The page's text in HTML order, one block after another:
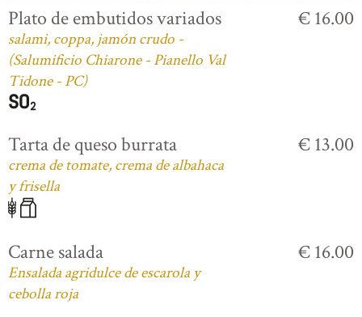
Plato de embutidos variados
salami, coppa, jamón crudo -
(Salumificio Chiarone - Pianello Val
Tidone - PC)
€ 16.00
Tarta de queso burrata
crema de tomate, crema de albahaca
y frisella
€ 13.00
Carne salada
Ensalada agridulce de escarola y
cebolla roja
€ 16.00